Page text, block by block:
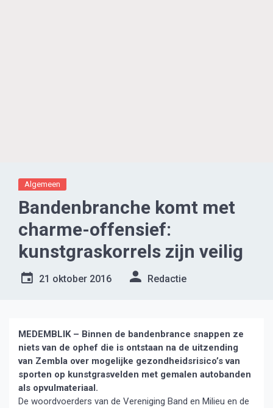
Algemeen
Bandenbranche komt met
charme-offensief:
kunstgraskorrels zijn veilig
21 oktober 2016 Redactie
MEDEMBLIK – Binnen de bandenbrance snappen ze
niets van de ophef die is ontstaan na de uitzending
van Zembla over mogelijke gezondheidsrisico’s van
sporten op kunstgrasvelden met gemalen autobanden
als opvulmateriaal.
De woordvoerders van de Vereniging Band en Milieu en de